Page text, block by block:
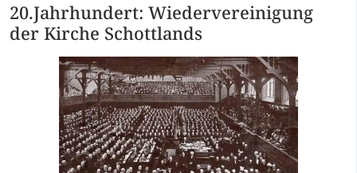
20.Jahrhundert: Wiedervereinigung
der Kirche Schottlands